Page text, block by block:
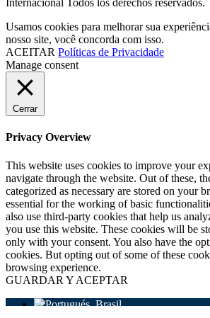
Internacional Todos los derechos reservados.
Usamos cookies para melhorar sua
nosso site, você concorda com isso.
ACEITAR Políticas de Privacidade
Manage consent
Cerrar
Privacy Overview
This website uses cookies to improve your
navigate through the website. Out of these,
categorized as necessary are stored on your
essential for the working of basic
also use third-party cookies that help us
you use this website. These cookies will be
only with your consent. You also have the
cookies. But opting out of some of these
browsing experience.
GUARDAR Y ACEPTAR